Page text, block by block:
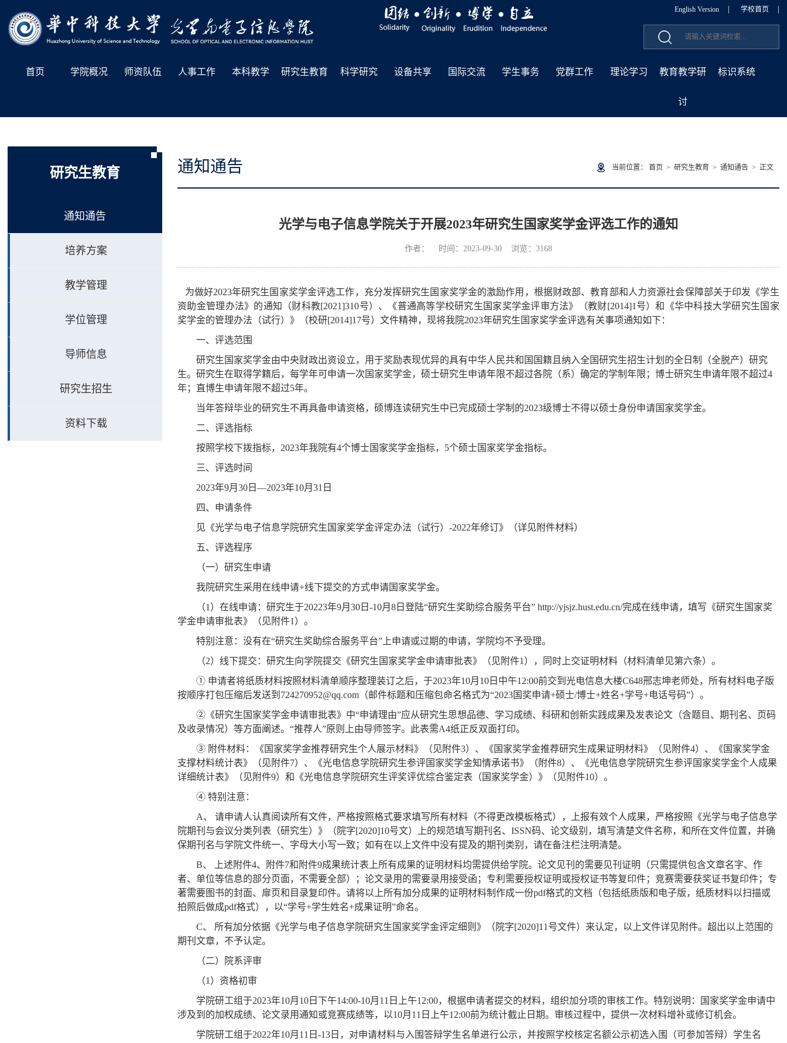
English Version 学校首页
首页 学院概况 师资队伍 人事工作 本科教学 研究生教育 科学研究 设备共享 国际交流 学生事务 党群工作 理论学习 教育教学研
讨
标识系统
研究生教育
通知通告
培养方案
教学管理
学位管理
导师信息
研究生招生
资料下载
通知通告 当前位置： 首页 > 研究生教育 > 通知通告> 正文
光学与电子信息学院关于开展2023年研究生国家奖学金评选工作的通知
作者： 时间：2023-09-30 浏览： 3168
为做好2023年研究生国家奖学金评选工作，充分发挥研究生国家奖学金的激励作用，根据财政部、教育部和人力资源社会保障部关于印发《学生
资助金管理办法》的通知（财科教[2021]310号）、《普通高等学校研究生国家奖学金评审方法》（教财[2014]1 号）和《华中科技大学研究生国家
奖学金的管理办法（试行）》（校研[2014]17号）文件精神，现将我院2023年研究生国家奖学金评选有关事项通知如下：
一、评选范围
研究生国家奖学金由中央财政出资设立，用于奖励表现优异的具有中华人民共和国国籍且纳入全国研究生招生计划的全日制（全脱产）研究
生。研究生在取得学籍后，每学年可申请一次国家奖学金，硕士研究生申请年限不超过各院（系）确定的学制年限；博士研究生申请年限不超过4
年；直博生申请年限不超过5年。
当年答辩毕业的研究生不再具备申请资格，硕博连读研究生中已完成硕士学制的2023级博士不得以硕士身份申请国家奖学金。
二、评选指标
按照学校下拨指标， 2023年我院有4个博士国家奖学金指标， 5个硕士国家奖学金指标。
三、评选时间
2023年9月30 日—2023年10月31 日
四、申请条件
见《光学与电子信息学院研究生国家奖学金评定办法（试行）-2022年修订》（详见附件材料）
五、评选程序
（一）研究生申请
我院研究生采用在线申请+线下提交的方式申请国家奖学金。
（1 ）在线申请：研究生于20223年9月30 日-10月8 日登陆“研究生奖助综合服务平台” http://yjsjz.hust.edu.cn/完成在线申请，填写《研究生国家奖
学金申请审批表》（见附件1 ）。
特别注意：没有在“研究生奖助综合服务平台”上申请或过期的申请，学院均不予受理。
（2）线下提交：研究生向学院提交《研究生国家奖学金申请审批表》（见附件1 ），同时上交证明材料（材料清单见第六条）。
① 申请者将纸质材料按照材料清单顺序整理装订之后，于2023年10月 10 日中午12:00前交到光电信息大楼C648邢志坤老师处，所有材料电子版
按顺序打包压缩后发送到 724270952@qq.com （邮件标题和压缩包命名格式为“2023国奖申请+硕士/博士+姓名+学号+电话号码”）。
②《研究生国家奖学金申请审批表》中“申请理由”应从研究生思想品德、学习成绩、科研和创新实践成果及发表论文（含题目、期刊名、页码
及收录情况）等方面阐述。“推荐人”原则上由导师签字。此表需A4纸正反双面打印。
③ 附件材料：《国家奖学金推荐研究生个人展示材料》（见附件3）、《国家奖学金推荐研究生成果证明材料》（见附件4）、《国家奖学金
支撑材料统计表》（见附件7）、《光电信息学院研究生参评国家奖学金知情承诺书》（附件8）、《光电信息学院研究生参评国家奖学金个人成果
详细统计表》（见附件9）和《光电信息学院研究生评奖评优综合鉴定表（国家奖学金）》（见附件10）。
④ 特别注意：
A、 请申请人认真阅读所有文件，严格按照格式要求填写所有材料（不得更改模板格式），上报有效个人成果，严格按照《光学与电子信息学
院期刊与会议分类列表（研究生）》（院字[2020]10号文）上的规范填写期刊名、ISSN码、论文级别，填写清楚文件名称，和所在文件位置，并确
保期刊名与学院文件统一、字母大小写一致；如有在以上文件中没有提及的期刊类别，请在备注栏注明清楚。
B、 上述附件4、附件7和附件9成果统计表上所有成果的证明材料均需提供给学院。论文见刊的需要见刊证明（只需提供包含文章名字、作
者、单位等信息的部分页面，不需要全部）；论文录用的需要录用接受函；专利需要授权证明或授权证书等复印件；竞赛需要获奖证书复印件；专
著需要图书的封面、扉页和目录复印件。请将以上所有加分成果的证明材料制作成一份pdf格式的文档（包括纸质版和电子版，纸质材料以扫描或
拍照后做成pdf格式），以“学号+学生姓名+成果证明”命名。
C、 所有加分依据《光学与电子信息学院研究生国家奖学金评定细则》（院字[2020]11 号文件）来认定，以上文件详见附件。超出以上范围的
期刊文章，不予认定。
（二）院系评审
（1 ）资格初审
学院研工组于2023年10月 10 日下午14:00-10月 11 日上午12:00，根据申请者提交的材料，组织加分项的审核工作。特别说明：国家奖学金申请中
涉及到的加权成绩、论文录用通知或竞赛成绩等，以10月 11 日上午12:00前为统计截止日期。审核过程中，提供一次材料增补或修订机会。
学院研工组于2022年10月 11 日-13 日，对申请材料与入围答辩学生名单进行公示，并按照学校核定名额公示初选入围（可参加答辩）学生名